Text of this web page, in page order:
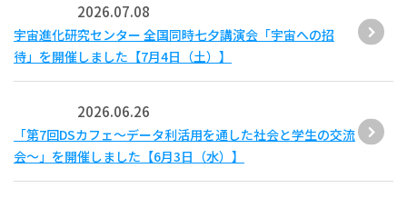
2026.07.08
宇宙進化研究センター 全国同時七夕講演会「宇宙への招
待」を開催しました【7月4日（土）】
2026.06.26
「第7回DSカフェ〜データ利活用を通した社会と学生の交流
会〜」を開催しました【6月3日（水）】